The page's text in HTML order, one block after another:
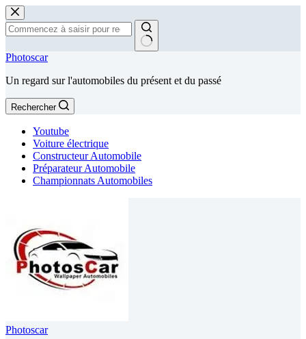
Passer
au
contenu
Aucun
Photoscar
Un regard sur l'automobiles du présent et du passé
Rechercher
Youtube
Voiture électrique
Constructeur Automobile
Préparateur Automobile
Championnats Automobiles
Photoscar